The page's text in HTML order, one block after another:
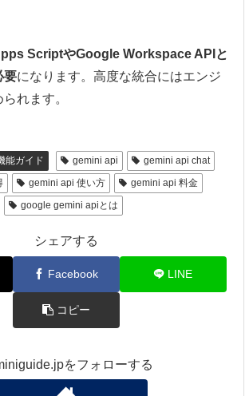
ScriptやGoogle Workspace APIと
要になります。高度な統合にはエンジ
れます。
能ガイド gemini api
gemini api chat
gemini api 使い方
gemini api 料金
google gemini apiとは
シェアする
Facebook LINE
コピー
をフォローする